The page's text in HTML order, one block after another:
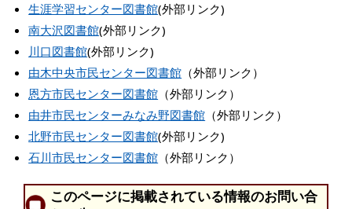
生涯学習センター図書館(外部リンク)
南大沢図書館(外部リンク)
川口図書館(外部リンク)
由木中央市民センター図書館 （外部リンク）
恩方市民センター図書館 （外部リンク）
由井市民センターみなみ野図書館 （外部リンク）
北野市民センター図書館(外部リンク)
石川市民センター図書館 （外部リンク）
このページに掲載されている情報のお問い合